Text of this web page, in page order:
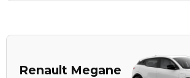
Renault Megane